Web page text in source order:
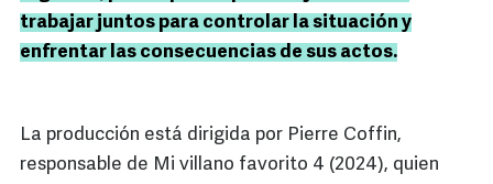
trabajar juntos para controlar la situación y
enfrentar las consecuencias de sus actos.
La producción está dirigida por Pierre Coffin,
responsable de Mi villano favorito 4 (2024), quien